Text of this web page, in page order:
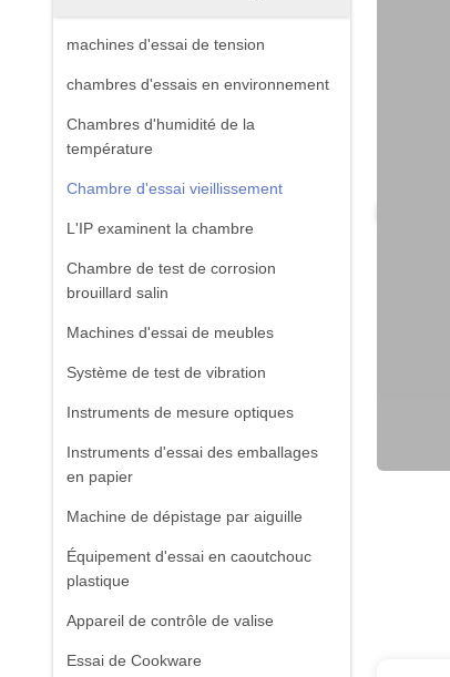
machines d'essai de tension
chambres d'essais en environnement
Chambres d'humidité de la
température
Chambre d'essai vieillissement
L'IP examinent la chambre
Chambre de test de corrosion
brouillard salin
Machines d'essai de meubles
Système de test de vibration
Instruments de mesure optiques
Instruments d'essai des emballages
en papier
Machine de dépistage par aiguille
Équipement d'essai en caoutchouc
plastique
Appareil de contrôle de valise
Essai de Cookware